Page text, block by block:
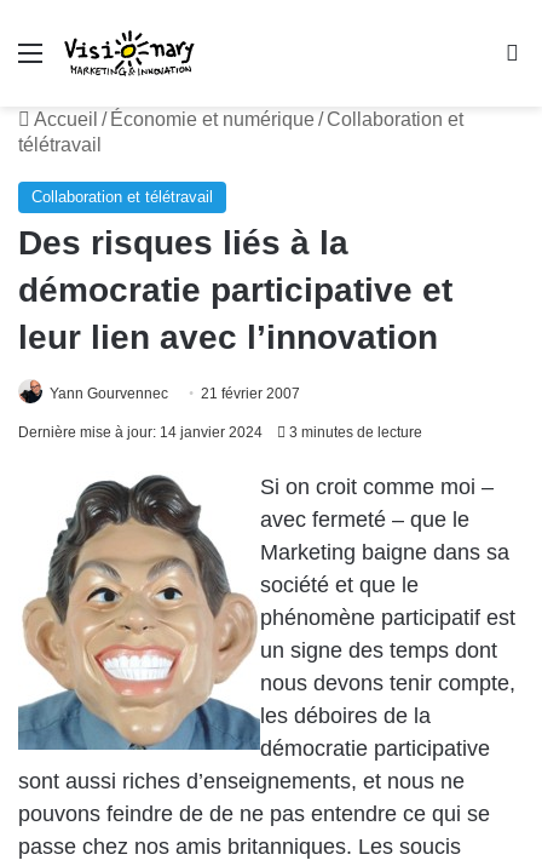
Menu
Accueil / Économie et numérique/Collaboration et
télétravail
Collaboration et télétravail
Des risques liés à la
démocratie participative et
leur lien avec l’innovation
Yann Gourvennec 21 février 2007
Dernière mise à jour: 14 janvier 2024 3 minutes de lecture
Si on croit comme moi –
avec fermeté – que le
Marketing baigne dans sa
société et que le
phénomène participatif est
un signe des temps dont
nous devons tenir compte,
les déboires de la
démocratie participative
sont aussi riches d’enseignements, et nous ne
pouvons feindre de de ne pas entendre ce qui se
passe chez nos amis britanniques. Les soucis